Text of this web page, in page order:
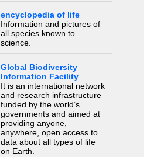
encyclopedia of life
Information and pictures of
all species known to
science.
Global Biodiversity
Information Facility
It is an international network
and research infrastructure
funded by the world’s
governments and aimed at
providing anyone,
anywhere, open access to
data about all types of life
on Earth.